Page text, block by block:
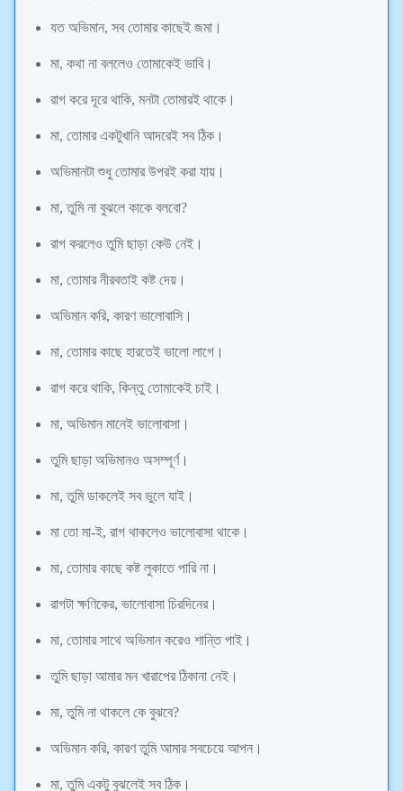
যত অভিমান, সব তোমার কাছেই জমা।
মা, কথা না বললেও তোমাকেই ভাবি।
রাগ করে দূরে থাকি, মনটা তোমারই থাকে।
মা, তোমার একটুখানি আদরেই সব ঠিক।
অভিমানটা শুধু তোমার উপরই করা যায়।
মা, তুমি না বুঝলে কাকে বলবো?
রাগ করলেও তুমি ছাড়া কেউ নেই।
মা, তোমার নীরবতাই কষ্ট দেয়।
অভিমান করি, কারণ ভালোবাসি।
মা, তোমার কাছে হারতেই ভালো লাগে।
রাগ করে থাকি, কিন্তু তোমাকেই চাই।
মা, অভিমান মানেই ভালোবাসা।
তুমি ছাড়া অভিমানও অসম্পূর্ণ।
মা, তুমি ডাকলেই সব ভুলে যাই।
মা তো মা-ই, রাগ থাকলেও ভালোবাসা থাকে।
মা, তোমার কাছে কষ্ট লুকাতে পারি না।
রাগটা ক্ষণিকের, ভালোবাসা চিরদিনের।
মা, তোমার সাথে অভিমান করেও শান্তি পাই।
তুমি ছাড়া আমার মন খারাপের ঠিকানা নেই।
মা, তুমি না থাকলে কে বুঝবে?
অভিমান করি, কারণ তুমি আমার সবচেয়ে আপন।
মা, তুমি একটু বুঝলেই সব ঠিক।